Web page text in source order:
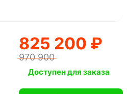
825 200 ₽
970 900
Доступен для заказа